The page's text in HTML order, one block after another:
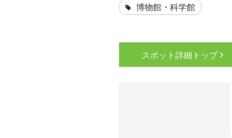
博物館・科学館
スポット詳細 トップ